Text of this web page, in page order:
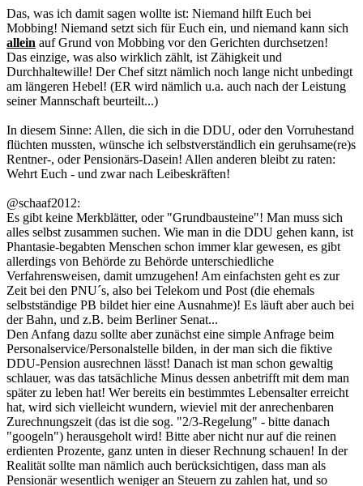
Das, was ich damit sagen wollte ist: Niemand hilft Euch bei
Mobbing! Niemand setzt sich für Euch ein, und niemand kann sich
allein auf Grund von Mobbing vor den Gerichten durchsetzen!
Das einzige, was also wirklich zählt, ist Zähigkeit und
Durchhaltewille! Der Chef sitzt nämlich noch lange nicht unbedingt
am längeren Hebel! (ER wird nämlich u.a. auch nach der Leistung
seiner Mannschaft beurteilt...)
In diesem Sinne: Allen, die sich in die DDU, oder den Vorruhestand
flüchten mussten, wünsche ich selbstverständlich ein geruhsame(re)s
Rentner-, oder Pensionärs-Dasein! Allen anderen bleibt zu raten:
Wehrt Euch - und zwar nach Leibeskräften!
@schaaf2012:
Es gibt keine Merkblätter, oder "Grundbausteine"! Man muss sich
alles selbst zusammen suchen. Wie man in die DDU gehen kann, ist
Phantasie-begabten Menschen schon immer klar gewesen, es gibt
allerdings von Behörde zu Behörde unterschiedliche
Verfahrensweisen, damit umzugehen! Am einfachsten geht es zur
Zeit bei den PNU´s, also bei Telekom und Post (die ehemals
selbstständige PB bildet hier eine Ausnahme)! Es läuft aber auch bei
der Bahn, und z.B. beim Berliner Senat...
Den Anfang dazu sollte aber zunächst eine simple Anfrage beim
Personalservice/Personalstelle bilden, in der man sich die fiktive
DDU-Pension ausrechnen lässt! Danach ist man schon gewaltig
schlauer, was das tatsächliche Minus dessen anbetrifft mit dem man
später zu leben hat! Wer bereits ein bestimmtes Lebensalter erreicht
hat, wird sich vielleicht wundern, wieviel mit der anrechenbaren
Zurechnungszeit (das ist die sog. "2/3-Regelung" - bitte danach
"googeln") herausgeholt wird! Bitte aber nicht nur auf die reinen
erdienten Prozente, ganz unten in dieser Rechnung schauen! In der
Realität sollte man nämlich auch berücksichtigen, dass man als
Pensionär wesentlich weniger an Steuern zu zahlen hat, und so